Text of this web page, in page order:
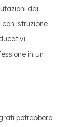
dei
istruzione
in un
potrebbero